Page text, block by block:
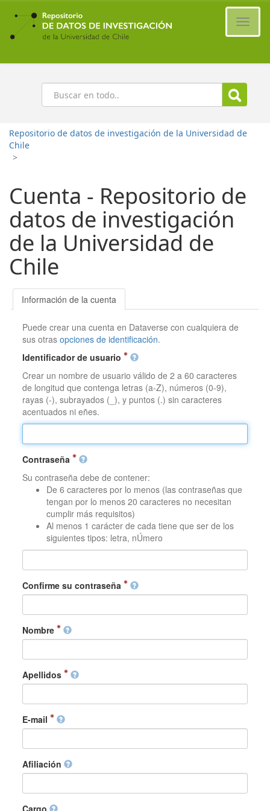
Ir
contenido
principal
Buscar
Repositorio de datos de investigación de la Universidad de
Chile
>
Cuenta - Repositorio de
datos de investigación
de la Universidad de
Chile
Información de la cuenta
Puede crear una cuenta en Dataverse con cualquiera de
sus otrasopciones de identificación.
Identificador de usuario
Crear un nombre de usuario válido de 2 a 60 caracteres
de longitud que contenga letras (a-Z), números (0-9),
rayas (-), subrayados (_), y puntos (.) sin caracteres
acentuados ni eñes.
Contraseña
Su contraseña debe de contener:
De 6 caracteres por lo menos (las contraseñas que
tengan por lo menos 20 caracteres no necesitan
cumplir más requisitos)
Al menos 1 carácter de cada tiene que ser de los
siguientes tipos: letra, nÚmero
Confirme su contraseña
Nombre
Apellidos
E-mail
Afiliación
Cargo